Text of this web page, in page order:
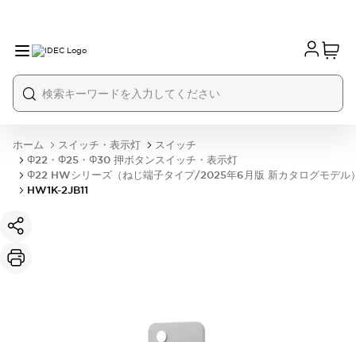
ホーム スイッチ・表示灯
スイッチ
Φ22・Φ25・Φ30 押ボタンスイッチ・表示灯
Φ22 HWシリーズ（ねじ端子タイプ/2025年6月版 新カタログモデル
HW1K-2JB11